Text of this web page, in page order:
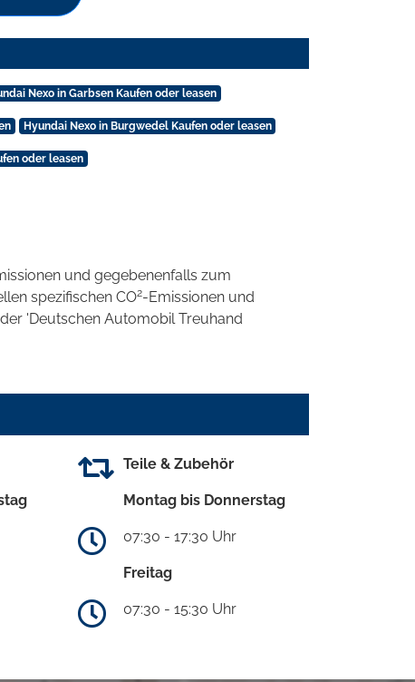
Nexo in Garbsen Kaufen oder leasen
Hyundai Nexo in Burgwedel Kaufen oder leasen
oder leasen
und gegebenenfalls zum
spezifischen CO2-Emissionen und
'Deutschen Automobil Treuhand
Teile & Zubehör
Montag bis Donnerstag
07:30 - 17:30 Uhr
Freitag
07:30 - 15:30 Uhr